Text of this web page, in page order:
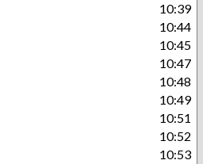
10:39
10:44
10:45
10:47
10:48
10:49
10:51
10:52
10:53